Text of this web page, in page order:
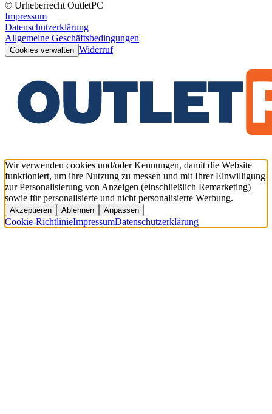
© Urheberrecht OutletPC
Impressum
Datenschutzerklärung
Allgemeine Geschäftsbedingungen
Cookies verwalten Widerruf
Wir verwenden cookies und/oder Kennungen, damit die Website
funktioniert, um ihre Nutzung zu messen und mit Ihrer Einwilligung
zur Personalisierung von Anzeigen (einschließlich Remarketing)
sowie für personalisierte und nicht personalisierte Werbung.
Akzeptieren Ablehnen Anpassen
Cookie-RichtlinieImpressumDatenschutzerklärung